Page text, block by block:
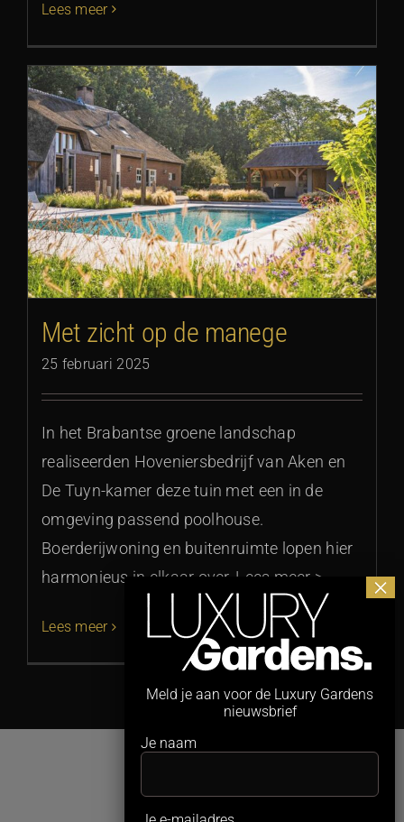
Lees meer
Met zicht op de manege
25 februari 2025
In het Brabantse groene landschap
realiseerden Hoveniersbedrijf van Aken en
De Tuyn-kamer deze tuin met een in de
omgeving passend poolhouse.
Boerderijwoning en buitenruimte lopen hier
harmonieus in elkaar over, Lees meer >
Lees meer
Meld je aan voor de Luxury Gardens
nieuwsbrief
Je naam